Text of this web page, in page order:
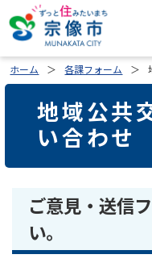
ホーム 各課フォーム
地域公共
い合わせ
ご意見・送信
い。